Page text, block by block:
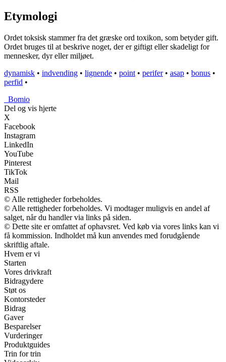
Etymologi
Ordet toksisk stammer fra det græske ord toxikon, som betyder gift.
Ordet bruges til at beskrive noget, der er giftigt eller skadeligt for
mennesker, dyr eller miljøet.
dynamisk • indvending • lignende • point • perifer• asap • bonus •
perfid •
Bomio
Del og vis hjerte
X
Facebook
Instagram
LinkedIn
YouTube
Pinterest
TikTok
Mail
RSS
© Alle rettigheder forbeholdes.
© Alle rettigheder forbeholdes. Vi modtager muligvis en andel af
salget, når du handler via links på siden.
© Dette site er omfattet af ophavsret. Ved køb via vores links kan vi
få kommission. Indholdet må kun anvendes med forudgående
skriftlig aftale.
Hvem er vi
Starten
Vores drivkraft
Bidragydere
Støt os
Kontorsteder
Bidrag
Gaver
Besparelser
Vurderinger
Produktguides
Trin for trin